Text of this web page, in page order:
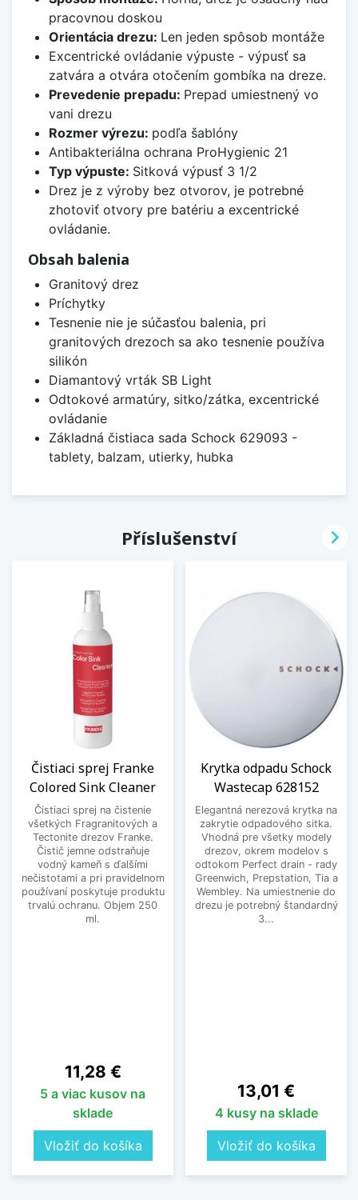
pracovnou doskou
Orientácia drezu: Len jeden spôsob montáže
Excentrické ovládanie výpuste - výpusť sa
zatvára a otvára otočením gombíka na dreze.
Prevedenie prepadu: Prepad umiestnený vo
vani drezu
Rozmer výrezu: podľa šablóny
Antibakteriálna ochrana ProHygienic 21
Typ výpuste: Sitková výpusť 3 1/2
Drez je z výroby bez otvorov, je potrebné
zhotoviť otvory pre batériu a excentrické
ovládanie.
Obsah balenia
Granitový drez
Príchytky
Tesnenie nie je súčasťou balenia, pri
granitových drezoch sa ako tesnenie používa
silikón
Diamantový vrták SB Light
Odtokové armatúry, sitko/zátka, excentrické
ovládanie
Základná čistiaca sada Schock 629093 -
tablety, balzam, utierky, hubka
Příslušenství
Čistiaci sprej Franke
Colored Sink Cleaner
Čistiaci sprej na čistenie
všetkých Fragranitových a
Tectonite drezov Franke.
Čistič jemne odstraňuje
vodný kameň s ďalšími
nečistotami a pri pravidelnom
používaní poskytuje produktu
trvalú ochranu. Objem 250
ml.
Cena
11,28 €
5 a viac kusov na
sklade
Vložiť do košíka
Krytka odpadu Schock
Wastecap 628152
Elegantná nerezová krytka na
zakrytie odpadového sitka.
Vhodná pre všetky modely
drezov, okrem modelov s
odtokom Perfect drain - rady
Greenwich, Prepstation, Tia a
Wembley. Na umiestnenie do
drezu je potrebný štandardný
3...
Cena
13,01 €
4 kusy na sklade
Vložiť do košíka
